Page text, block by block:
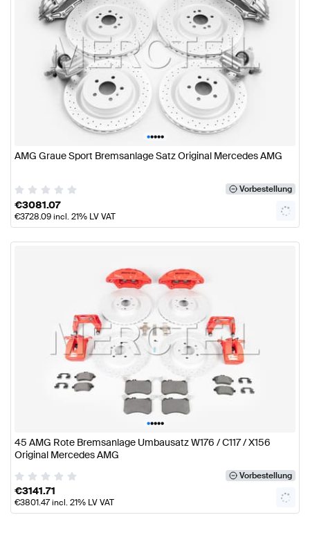
•••••
AMG Graue Sport Bremsanlage Satz Original Mercedes AMG
Vorbestellung
€3081.07
€3728.09incl. 21% LV VAT
•••••
45 AMG Rote Bremsanlage Umbausatz W176 / C117 / X156
Original Mercedes AMG
Vorbestellung
€3141.71
€3801.47incl. 21% LV VAT